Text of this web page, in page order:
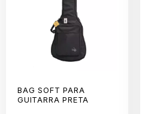
BAG SOFT PARA
GUITARRA PRETA